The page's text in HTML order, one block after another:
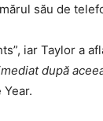
său de
iar Taylor a
după